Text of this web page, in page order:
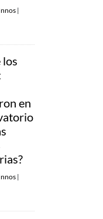
|
los
en
|